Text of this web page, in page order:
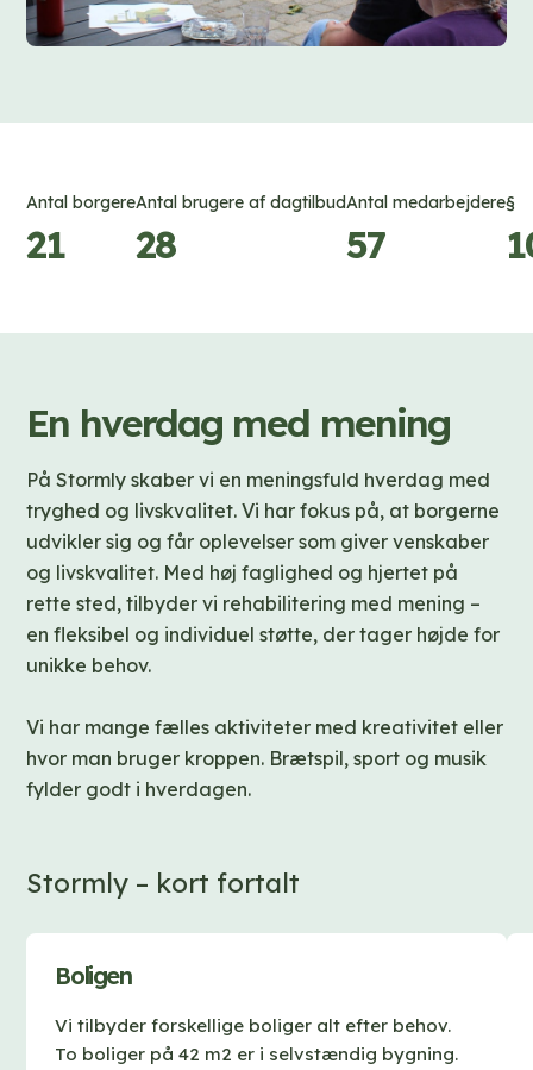
Antal borgere
21
Antal brugere af dagtilbud
28
Antal medarbejdere
57
§
En hverdag med mening
På Stormly skaber vi en meningsfuld hverdag med
tryghed og livskvalitet. Vi har fokus på, at borgerne
udvikler sig og får oplevelser som giver venskaber
og livskvalitet. Med høj faglighed og hjertet på
rette sted, tilbyder vi rehabilitering med mening –
en fleksibel og individuel støtte, der tager højde for
unikke behov.
Vi har mange fælles aktiviteter med kreativitet eller
hvor man bruger kroppen. Brætspil, sport og musik
fylder godt i hverdagen.
Stormly – kort fortalt
Boligen
Vi tilbyder forskellige boliger alt efter behov.
To boliger på 42 m2 er i selvstændig bygning.